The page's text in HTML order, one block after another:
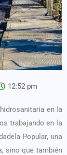
12:52 pm
en la
trabajando en la
Popular, una
sino que también